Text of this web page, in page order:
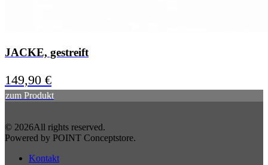
JACKE, gestreift
149,90 €
zum Produkt
© 2026All rights reserved.
Powered by POINT Conceptstore.
Kontakt